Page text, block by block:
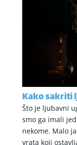
Kako sakriti
Što je ljubavni
smo ga imali
nekome. Malo
vrata koji